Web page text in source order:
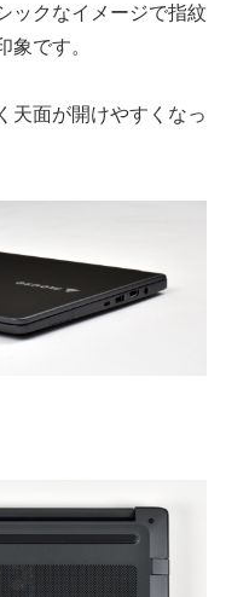
ックなイメージで指紋
象です。
天面が開けやすくなっ